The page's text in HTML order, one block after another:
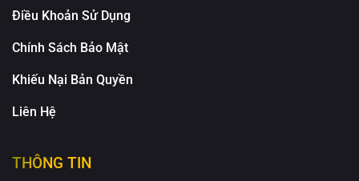
Điều Khoản Sử Dụng
Chính Sách Bảo Mật
Khiếu Nại Bản Quyền
Liên Hệ
THÔNG TIN